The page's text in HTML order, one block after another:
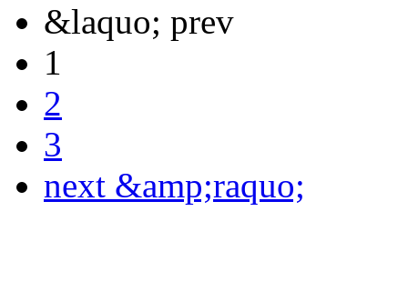
&laquo; prev
1
2
3
next &amp;raquo;